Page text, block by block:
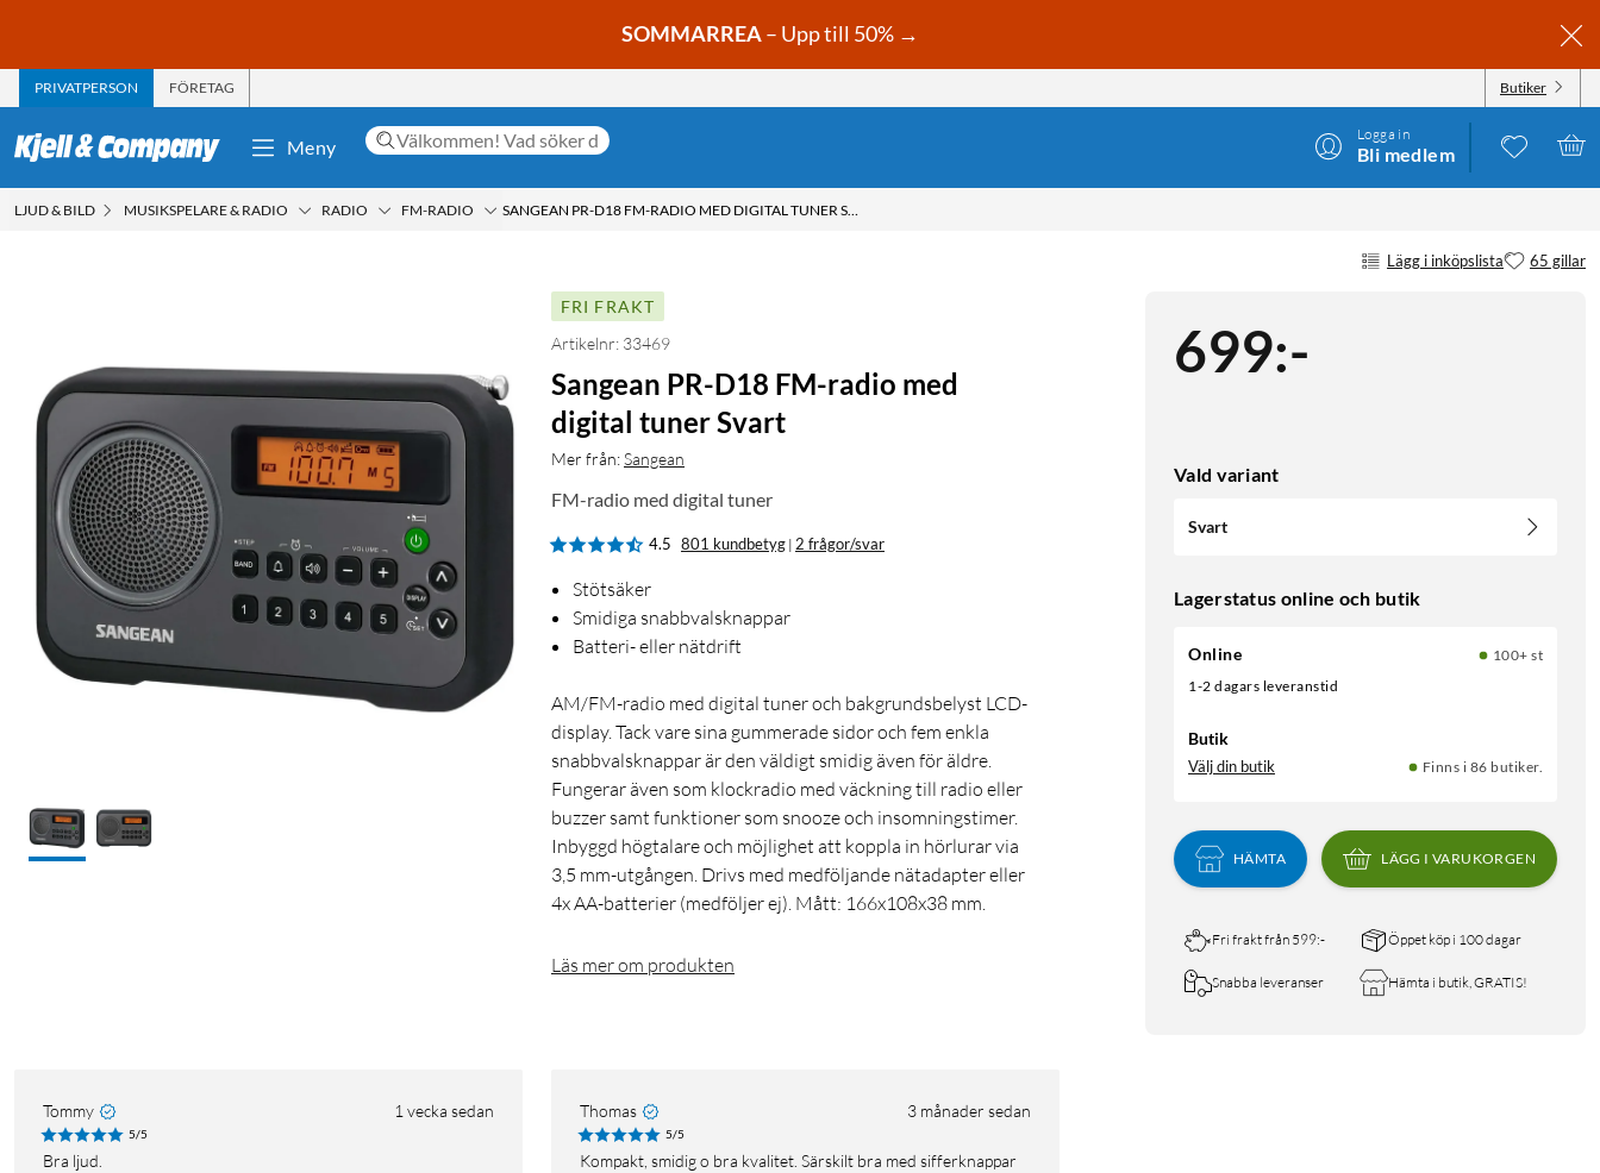
SOMMARREA– Upp till 50% →
PRIVATPERSON FÖRETAG Butiker
Meny
Logga in
Bli medlem
LJUD & BILD MUSIKSPELARE & RADIO RADIO FM-RADIO SANGEAN PR-D18 FM-RADIO MED DIGITAL TUNER SVART
Lägg i inköpslista 65 gillar
699:-
Vald variant
Svart
Lagerstatus online och butik
Online
100+ st
1-2 dagars leveranstid
Butik
Välj din butik Finns i 86 butiker.
HÄMTA LÄGG I VARUKORGEN
Fri frakt från 599:- Öppet köp i 100 dagar
Snabba leveranser Hämta i butik, GRATIS!
FRI FRAKT
Artikelnr: 33469
Sangean PR-D18 FM-radio med
digital tuner Svart
Mer från:Sangean
FM-radio med digital tuner
4.5 801 kundbetyg | 2 frågor/svar
Stötsäker
Smidiga snabbvalsknappar
Batteri- eller nätdrift
AM/FM-radio med digital tuner och bakgrundsbelyst LCD-
display. Tack vare sina gummerade sidor och fem enkla
snabbvalsknappar är den väldigt smidig även för äldre.
Fungerar även som klockradio med väckning till radio eller
buzzer samt funktioner som snooze och insomningstimer.
Inbyggd högtalare och möjlighet att koppla in hörlurar via
3,5 mm-utgången. Drivs med medföljande nätadapter eller
4x AA-batterier (medföljer ej). Mått: 166x108x38 mm.
Läs mer om produkten
Tommy 1 vecka sedan
5/5
Bra ljud.
Thomas 3 månader sedan
5/5
Kompakt, smidig o bra kvalitet. Särskilt bra med sifferknappar